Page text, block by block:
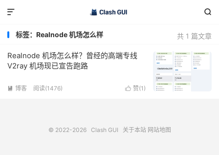


共 1 篇文章
标签：Realnode 机场怎么样
Realnode 机场怎么样？曾经的高端专线
V2ray 机场现已宣告跑路
 赞(1 )
 博客 阅读(1476)
© 2022-2026 Clash GUI 关于本站 网站地图